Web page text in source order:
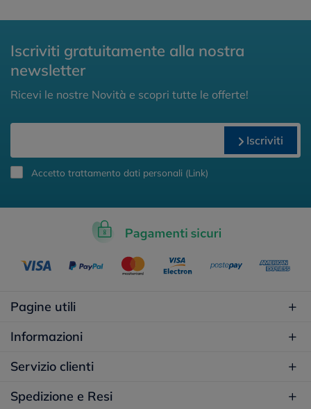
Iscriviti gratuitamente alla nostra
newsletter
Ricevi le nostre Novità e scopri tutte le offerte!
Iscriviti
Accetto trattamento dati personali (Link)
Pagine utili
Informazioni
Servizio clienti
Spedizione e Resi